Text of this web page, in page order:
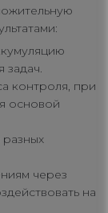
задач.
контроля, при
основой
через
на